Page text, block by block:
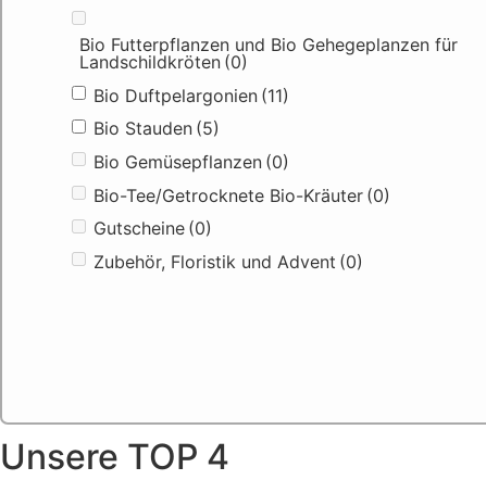
Bio Futterpflanzen und Bio Gehegeplanzen für
Landschildkröten (0)
Bio Duftpelargonien (11)
Bio Stauden (5)
Bio Gemüsepflanzen (0)
Bio-Tee/Getrocknete Bio-Kräuter (0)
Gutscheine (0)
Zubehör, Floristik und Advent (0)
Unsere TOP 4